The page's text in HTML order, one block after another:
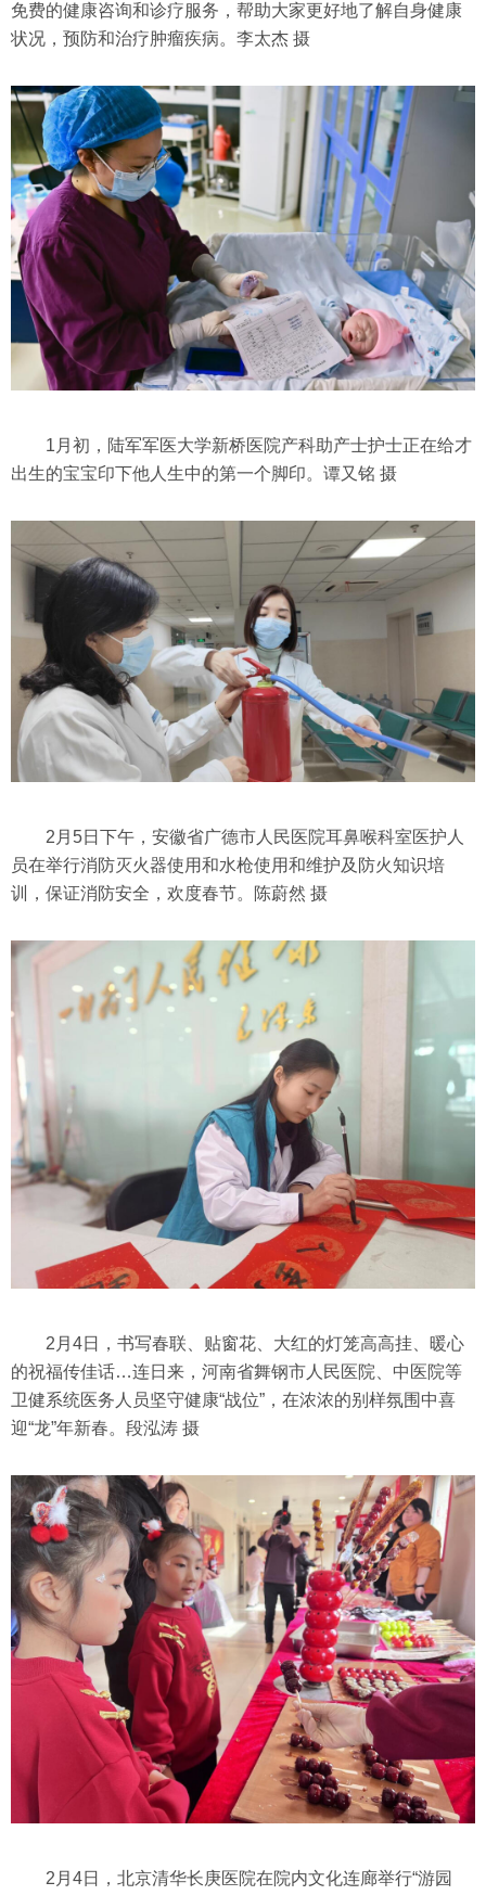
免费的健康咨询和诊疗服务，帮助大家更好地了解自身健康
状况，预防和治疗肿瘤疾病。李太杰 摄
1月初，陆军军医大学新桥医院产科助产士护士正在给才
出生的宝宝印下他人生中的第一个脚印。谭又铭 摄
2月5日下午，安徽省广德市人民医院耳鼻喉科室医护人
员在举行消防灭火器使用和水枪使用和维护及防火知识培
训，保证消防安全，欢度春节。陈蔚然 摄
2月4日，书写春联、贴窗花、大红的灯笼高高挂、暖心
的祝福传佳话…连日来，河南省舞钢市人民医院、中医院等
卫健系统医务人员坚守健康“战位”，在浓浓的别样氛围中喜
迎“龙”年新春。段泓涛 摄
2月4日，北京清华长庚医院在院内文化连廊举行“游园